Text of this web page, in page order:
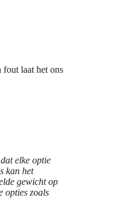
fout laat het ons
elke optie
kan het
gewicht op
opties zoals